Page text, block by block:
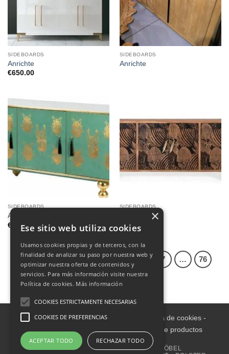
SIDEBOARDS
Anrichte
€650.00
SIDEBOARDS
Anrichte
SIDEBOARDS
Anrichte
€
1,700.00
SIDEBOARDS
1 2 3 4 5 6 7 …
76
77
78
Aviso legal-Política de Privacidad Política de cookies-
Condiciones informativas sobre catálogo de productos
ZUHAUSE INNENRAUM
GARTENMÖBEL
×
Ese sitio web utiliza cookies
Usamos cookies propias y de terceros, con la
finalidad de analizar su paso por nuestra web y
optimizar nuestra oferta de contenidos y
servicios. Para más información visite nuestra
Política de cookies. Más información
COOKIES ESTRICTAMENTE NECESARIAS
COOKIES DE PREFERENCIAS
ACEPTAR TODO RECHAZAR TODO